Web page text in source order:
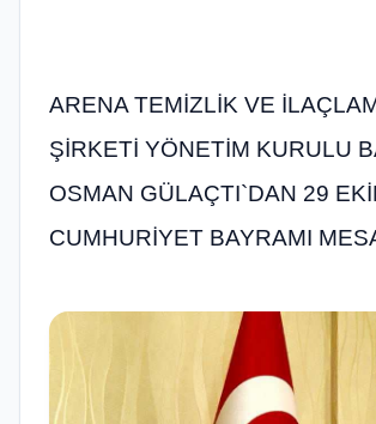
ARENA TEMİZLİK VE
ŞİRKETİ YÖNETİM KURULU
OSMAN GÜLAÇTI`DAN 29
CUMHURİYET BAYRAMI